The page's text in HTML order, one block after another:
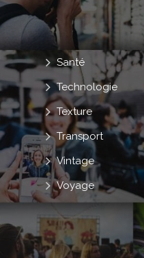
Santé
Technologie
Texture
Transport
Vintage
Voyage